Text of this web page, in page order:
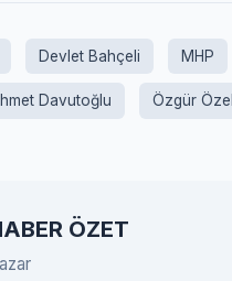
Devlet Bahçeli MHP
Davutoğlu Özgür Özel
ÖZET